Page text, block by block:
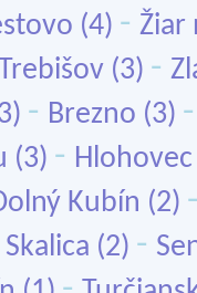
(4) - Žiar
Trebišov (3) -
- Brezno (3)
(3) - Hlohovec
Kubín (2)
Skalica (2) -